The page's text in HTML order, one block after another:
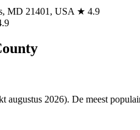
MD 21401, USA ★ 4.9
augustus 2026). De meest